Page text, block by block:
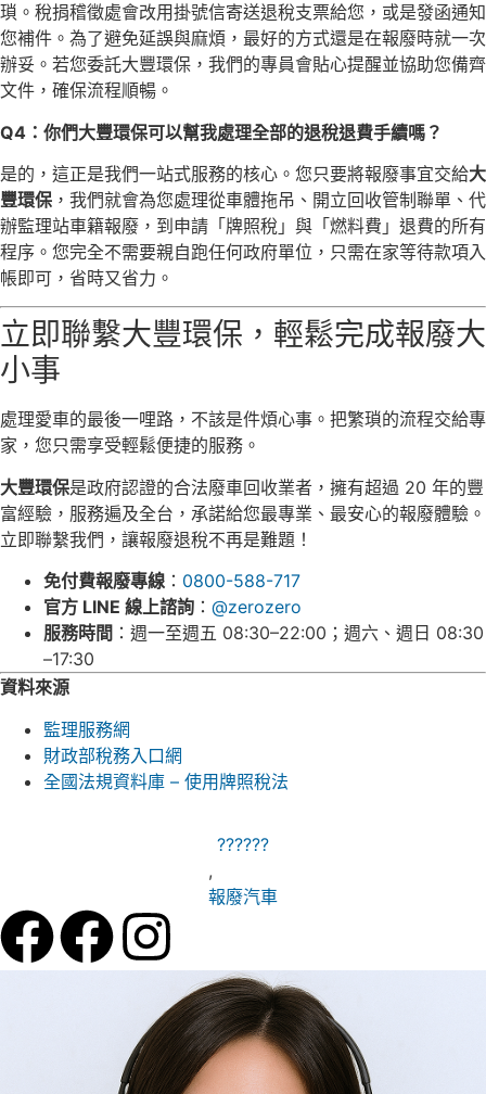
瑣。稅捐稽徵處會改用掛號信寄送退稅支票給您，或是發函通知
您補件。為了避免延誤與麻煩，最好的方式還是在報廢時就一次
辦妥。若您委託大豐環保，我們的專員會貼心提醒並協助您備齊
文件，確保流程順暢。
Q4：你們大豐環保可以幫我處理全部的退稅退費手續嗎？
是的，這正是我們一站式服務的核心。您只要將報廢事宜交給大
豐環保 ，我們就會為您處理從車體拖吊、開立回收管制聯單、代
辦監理站車籍報廢，到申請「牌照稅」與「燃料費」退費的所有
程序。您完全不需要親自跑任何政府單位，只需在家等待款項入
帳即可，省時又省力。
立即聯繫大豐環保，輕鬆完成報廢大
小事
處理愛車的最後一哩路，不該是件煩心事。把繁瑣的流程交給專
家，您只需享受輕鬆便捷的服務。
大豐環保是政府認證的合法廢車回收業者，擁有超過 20 年的豐
富經驗，服務遍及全台，承諾給您最專業、最安心的報廢體驗。
立即聯繫我們，讓報廢退稅不再是難題！
免付費報廢專線 ： 0800-588-717
官方 LINE 線上諮詢 ： @zerozero
服務時間 ：週一至週五 08:30–22:00；週六、週日 08:30
–17:30
資料來源
監理服務網
財政部稅務入口網
全國法規資料庫 – 使用牌照稅法
??????
,
報廢汽車